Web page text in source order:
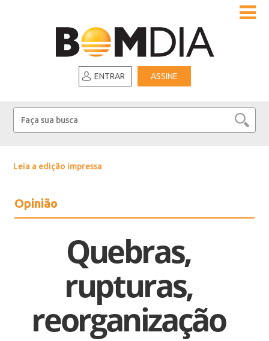
ENTRAR ASSINE
Leia a edição impressa
Opinião
Quebras,
rupturas,
reorganização